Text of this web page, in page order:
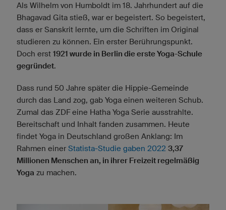
Als Wilhelm von Humboldt im 18. Jahrhundert auf die
Bhagavad Gita stieß, war er begeistert. So begeistert,
dass er Sanskrit lernte, um die Schriften im Original
studieren zu können. Ein erster Berührungspunkt.
Doch erst 1921 wurde in Berlin die erste Yoga-Schule
gegründet.
Dass rund 50 Jahre später die Hippie-Gemeinde
durch das Land zog, gab Yoga einen weiteren Schub.
Zumal das ZDF eine Hatha Yoga Serie ausstrahlte.
Bereitschaft und Inhalt fanden zusammen. Heute
findet Yoga in Deutschland großen Anklang: Im
Rahmen einer Statista-Studie gaben 2022 3,37
Millionen Menschen an, in ihrer Freizeit regelmäßig
Yoga zu machen.